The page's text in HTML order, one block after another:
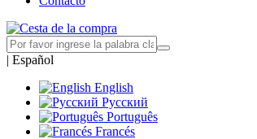
| Español
English
Русский
Português
Francés